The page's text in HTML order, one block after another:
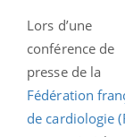
Lors d’une
conférence de
presse de la
Fédération
de cardiologie